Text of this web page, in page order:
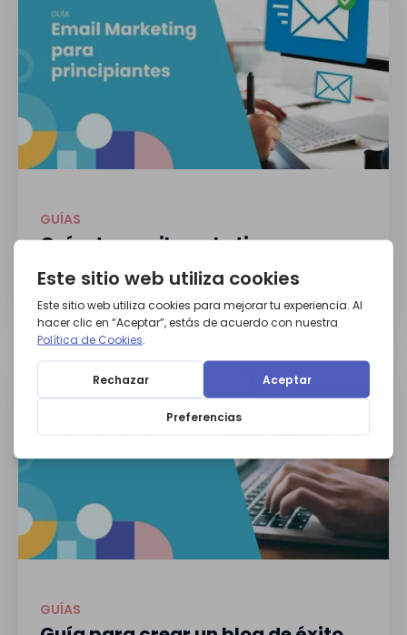
GUÍAS
Guía de email marketing para
principiantes
Descargar guía
GUÍAS